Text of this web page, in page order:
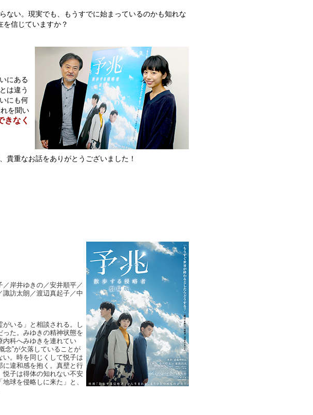
ない。現実でも、もうすでに始まっているのかも知れな
信じていますか？
にある
は違う
にも何
を聞い
きなく
貴重なお話をありがとうございました！
岸井ゆきの／安井順平／
訪太朗／渡辺真起子／中
いる」と相談される。し
た。みゆきの精神状態を
内科へみゆきを連れてい
念”が欠落していることが
。時を同じくして悦子は
に違和感を抱く。真壁と行
悦子は得体の知れない不安
球を侵略しに来た」と、